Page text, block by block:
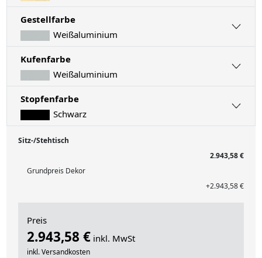
Gestellfarbe
Weißaluminium
Kufenfarbe
Weißaluminium
Stopfenfarbe
Schwarz
Sitz-/Stehtisch
2.943,58 €
Grundpreis Dekor
+2.943,58 €
Preis
2.943,58 € inkl. MwSt
inkl. Versandkosten